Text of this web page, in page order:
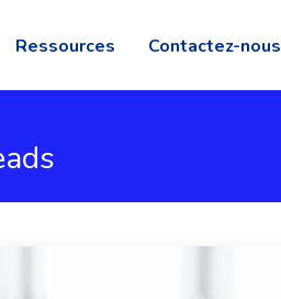
Ressources Contactez-nous